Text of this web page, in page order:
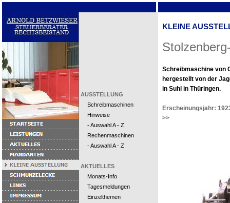
AUSSTELLUNG
Schreibmaschinen
Hinweise
- Auswahl A - Z
Rechenmaschinen
- Auswahl A - Z
AKTUELLES
Monats-Info
Tagesmeldungen
Einzelthemen
KLEINE
Schreibmaschine von
hergestellt von der
in Suhl in Thüringen.
Erscheinungsjahr:
>>